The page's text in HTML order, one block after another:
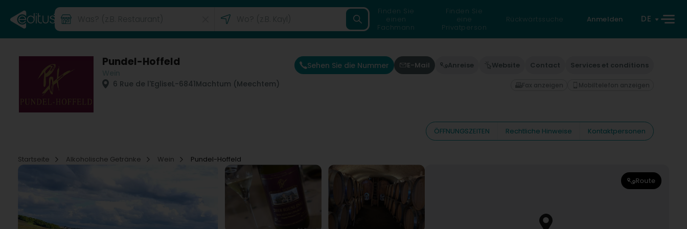
Finden Sie
einen
Fachmann
Finden Sie
eine
Privatperson
Rückwärtssuche Anmelden DE
Pundel-Hoffeld
6 Rue de l'EgliseL-6841Machtum (Meechtem)
Sehen Sie die Nummer E-Mail Anreise Website Contact Services et conditions
Fax anzeigen Mobiltelefon anzeigen
ÖFFNUNGSZEITEN Rechtliche Hinweise Kontaktpersonen
Startseite Alkoholische Getränke Wein Pundel-Hoffeld
Route